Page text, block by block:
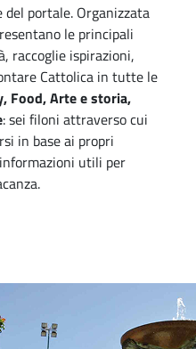
del portale. Organizzata
le principali
raccoglie ispirazioni,
Cattolica in tutte le
Food, Arte e storia,
: sei filoni attraverso cui
in base ai propri
utili per